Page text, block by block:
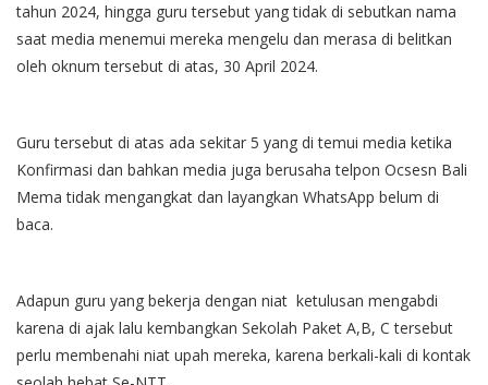
tahun 2024, hingga guru tersebut yang tidak di sebutkan nama
saat media menemui mereka mengelu dan merasa di belitkan
oleh oknum tersebut di atas, 30 April 2024.
Guru tersebut di atas ada sekitar 5 yang di temui media ketika
Konfirmasi dan bahkan media juga berusaha telpon Ocsesn Bali
Mema tidak mengangkat dan layangkan WhatsApp belum di
baca.
Adapun guru yang bekerja dengan niat ketulusan mengabdi
karena di ajak lalu kembangkan Sekolah Paket A,B, C tersebut
perlu membenahi niat upah mereka, karena berkali-kali di kontak